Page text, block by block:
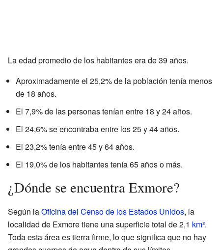
La edad promedio de los habitantes era de 39 años.
Aproximadamente el 25,2% de la población tenía menos
de 18 años.
El 7,9% de las personas tenían entre 18 y 24 años.
El 24,6% se encontraba entre los 25 y 44 años.
El 23,2% tenía entre 45 y 64 años.
El 19,0% de los habitantes tenía 65 años o más.
¿Dónde se encuentra Exmore?
Según laOficina del Censo de los Estados Unidos, la
localidad de Exmore tiene una superficie total de 2,1 km².
Toda esta área es tierra firme, lo que significa que no hay